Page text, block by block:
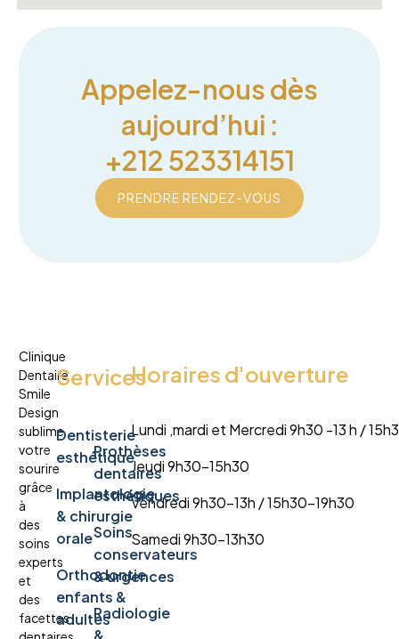
Appelez-nous dès
aujourd’hui :
+212 523314151
PRENDRE RENDEZ-VOUS
Clinique
Dentaire
Smile
Design
sublime
votre
sourire
grâce
à
des
soins
experts
et
des
facettes
Services
Dentisterie
esthétique
Implantologie
& chirurgie
orale
Orthodontie
enfants &
adultes
Prothèses
dentaires
esthétiques
Soins
conservateurs
& urgences
Radiologie
&
Horaires d'ouverture
Lundi ,mardi et Mercredi 9h30 -13 h /
Jeudi 9h30-15h30
Vendredi 9h30-13h / 15h30-19h30
Samedi 9h30-13h30